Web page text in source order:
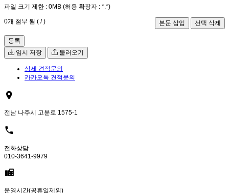
파일 크기 제한 : 0MB (허용 확장자 : *.*)
0개 첨부 됨 ( /)
등록
임시 저장
불러오기
상세 견적문의
카카오톡 견적문의
전남 나주시 고분로 1575-1
전화상담
010-3641-9979
운영시간(공휴일제외)